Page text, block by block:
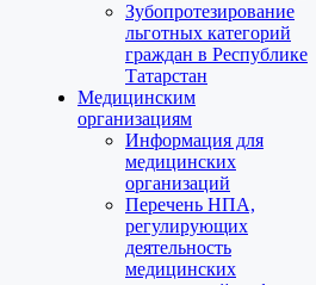
Зубопротезирование
льготных категорий
граждан в Республике
Татарстан
Медицинским
организациям
Информация для
медицинских
организаций
Перечень НПА,
регулирующих
деятельность
медицинских